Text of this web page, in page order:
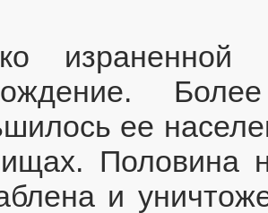
израненной
ее
Половина
и